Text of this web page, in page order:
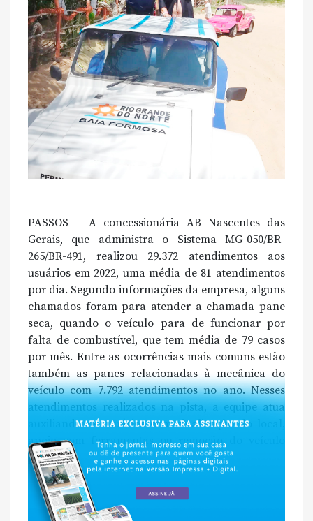
PASSOS – A concessionária AB Nascentes das
Gerais, que administra o Sistema MG-050/BR-
265/BR-491, realizou 29.372 atendimentos aos
usuários em 2022, uma média de 81 atendimentos
por dia. Segundo informações da empresa, alguns
chamados foram para atender a chamada pane
seca, quando o veículo para de funcionar por
falta de combustível, que tem média de 79 casos
por mês. Entre as ocorrências mais comuns estão
também as panes relacionadas à mecânica do
veículo com 7.792 atendimentos no ano. Nesses
atendimentos realizados na pista, a equipe atua
auxiliando os usuários com sinalização do local,
apoio com ferramentas ou remoção do veículo
para […]